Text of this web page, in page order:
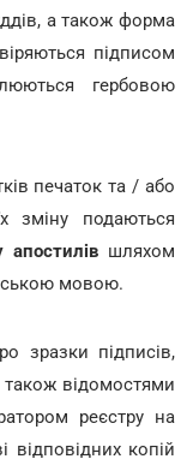
а також форма
підписом
гербовою
печаток та / або
зміну подаються
апостилів шляхом
мовою.
зразки підписів,
також відомостями
реєстру на
відповідних копій